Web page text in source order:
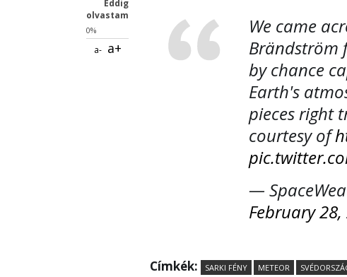
Eddig
olvastam
0%
a- a+
We came
Brändström
by chance
Earth's
pieces right
courtesy of
—
February
Címkék: SARKI FÉNY METEOR